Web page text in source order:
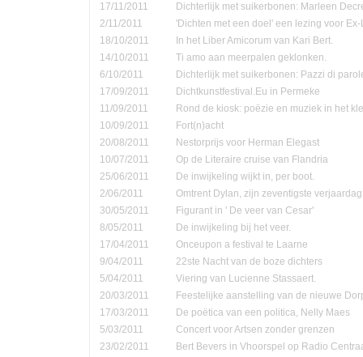
17/11/2011
Dichterlijk met suikerbonen: Marleen
2/11/2011
'Dichten met een doel' een lezing voor
18/10/2011
In het Liber Amicorum van Kari Bert.
14/10/2011
Ti amo aan meerpalen geklonken.
6/10/2011
Dichterlijk met suikerbonen: Pazzi di
17/09/2011
Dichtkunstfestival.Eu in Permeke
11/09/2011
Rond de kiosk: poëzie en muziek in het
10/09/2011
Fort(n)acht
20/08/2011
Nestorprijs voor Herman Elegast
10/07/2011
Op de Literaire cruise van Flandria
25/06/2011
De inwijkeling wijkt in, per boot.
2/06/2011
Omtrent Dylan, zijn zeventigste verjaardag
30/05/2011
Figurant in ' De veer van Cesar'
8/05/2011
De inwijkeling bij het veer.
17/04/2011
Onceupon a festival te Laarne
9/04/2011
22ste Nacht van de boze dichters
5/04/2011
Viering van Lucienne Stassaert.
20/03/2011
Feestelijke aanstelling van de nieuwe
17/03/2011
De poëtica van een politica, Nelly Maes
5/03/2011
Concert voor Artsen zonder grenzen
23/02/2011
Bert Bevers in Vhoorspel op Radio